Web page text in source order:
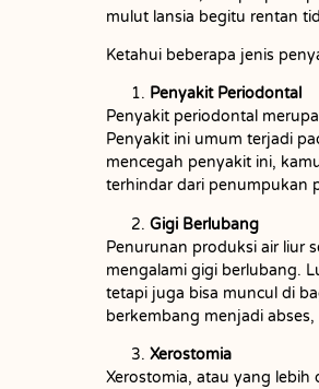
mulut lansia begitu rentan
Ketahui beberapa jenis
Penyakit Periodontal
Penyakit periodontal
Penyakit ini umum terjadi
mencegah penyakit ini,
terhindar dari penumpukan
Gigi Berlubang
Penurunan produksi air liur
mengalami gigi berlubang.
tetapi juga bisa muncul di
berkembang menjadi
Xerostomia
Xerostomia, atau yang